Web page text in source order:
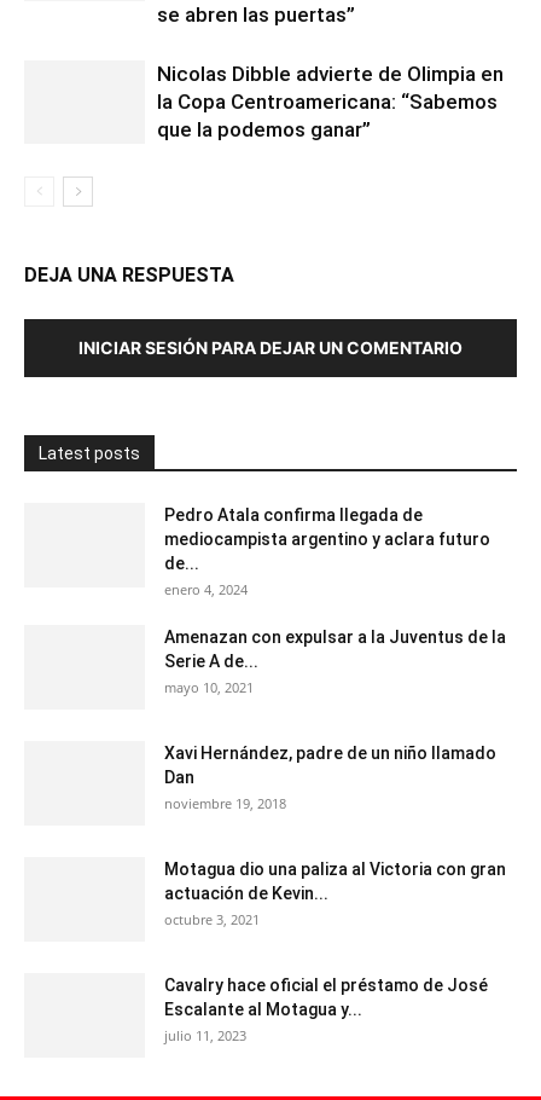
se abren las puertas”
Nicolas Dibble advierte de Olimpia en
la Copa Centroamericana: “Sabemos
que la podemos ganar”
DEJA UNA RESPUESTA
INICIAR SESIÓN PARA DEJAR UN COMENTARIO
Latest posts
Pedro Atala confirma llegada de
mediocampista argentino y aclara futuro
de...
enero 4, 2024
Amenazan con expulsar a la Juventus de la
Serie A de...
mayo 10, 2021
Xavi Hernández, padre de un niño llamado
Dan
noviembre 19, 2018
Motagua dio una paliza al Victoria con gran
actuación de Kevin...
octubre 3, 2021
Cavalry hace oficial el préstamo de José
Escalante al Motagua y...
julio 11, 2023